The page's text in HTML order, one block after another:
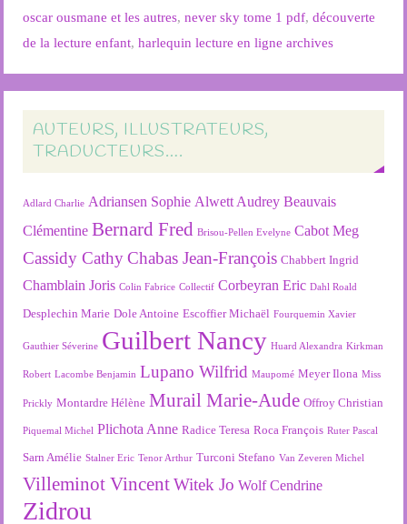
oscar ousmane et les autres,never sky tome 1 pdf,découverte
de la lecture enfant,harlequin lecture en ligne archives
AUTEURS, ILLUSTRATEURS,
TRADUCTEURS….
Adlard Charlie Adriansen Sophie Alwett Audrey Beauvais
Clémentine Bernard Fred Brisou-Pellen Evelyne Cabot Meg
Cassidy Cathy Chabas Jean-François Chabbert Ingrid
Chamblain Joris Colin Fabrice Collectif Corbeyran Eric Dahl Roald
Desplechin Marie Dole Antoine Escoffier Michaël Fourquemin Xavier
Gauthier Séverine Guilbert Nancy Huard Alexandra Kirkman
Robert Lacombe Benjamin Lupano Wilfrid Maupomé Meyer Ilona Miss
Prickly Montardre Hélène Murail Marie-Aude Offroy Christian
Piquemal Michel Plichota Anne Radice Teresa Roca François Ruter Pascal
Sarn Amélie Stalner Eric Tenor Arthur Turconi Stefano Van Zeveren Michel
Villeminot Vincent Witek Jo Wolf Cendrine
Zidrou